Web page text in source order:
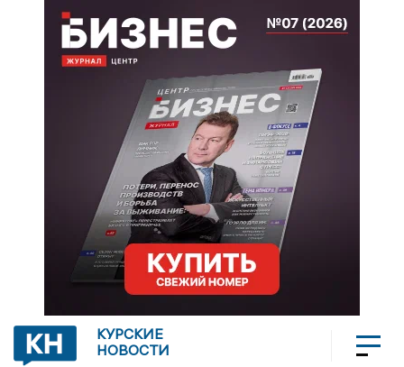
КУРСКИЕ
НОВОСТИ